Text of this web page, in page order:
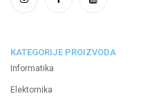
KATEGORIJE PROIZVODA
Informatika
Elektornika